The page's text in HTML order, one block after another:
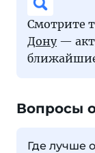
Смотрите
Дону—
Вопросы
Где лучше